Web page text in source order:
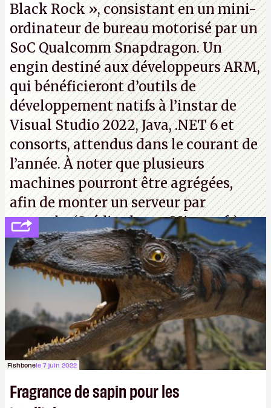
Black Rock », consistant en un mini-
ordinateur de bureau motorisé par un
SoC Qualcomm Snapdragon. Un
engin destiné aux développeurs ARM,
qui bénéficieront d’outils de
développement natifs à l’instar de
Visual Studio 2022, Java, .NET 6 et
consorts, attendus dans le courant de
l’année. À noter que plusieurs
machines pourront être agrégées,
afin de monter un serveur par
exemple. (Crédit photo : Microsoft)
Fishbonele 7 juin 2022
Fragrance de sapin pour les